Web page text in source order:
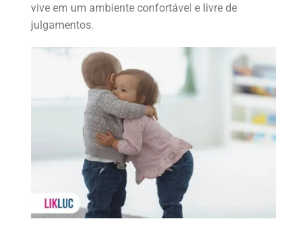
vive em um ambiente confortável e livre de
julgamentos.